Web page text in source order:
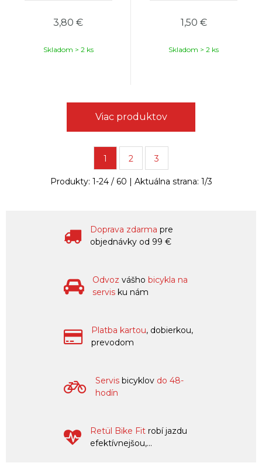
3,80 €
Skladom > 2 ks
1,50 €
Skladom > 2 ks
Viac produktov
1 2 3
Produkty: 1-24/ 60 | Aktuálna strana: 1/3
Doprava zdarma pre
objednávky od 99 €
Odvoz vášho bicykla na
servis ku nám
Platba kartou, dobierkou,
prevodom
Servis bicyklov do 48-
hodín
Retül Bike Fit robí jazdu
efektívnejšou,...